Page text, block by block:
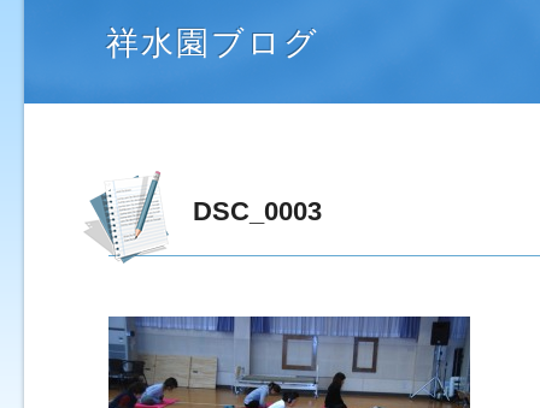
祥水園ブログ
DSC_0003